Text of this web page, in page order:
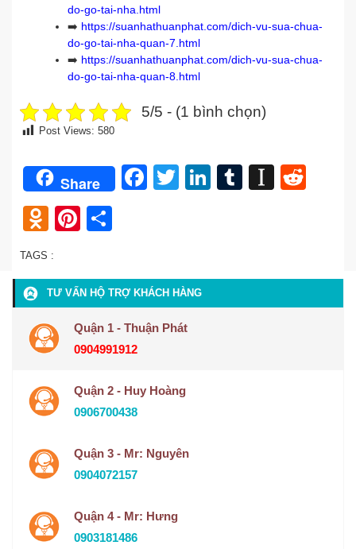
do-go-tai-nha.html
➡️ https://suanhathuanphat.com/dich-vu-sua-chua-
do-go-tai-nha-quan-7.html
➡️ https://suanhathuanphat.com/dich-vu-sua-chua-
do-go-tai-nha-quan-8.html
5/5 - (1 bình chọn)
Post Views: 580
Share Facebook
TwitterLinkedIn
Tumblr
Odnoklassniki
Pinterest
TAGS :
TƯ VẤN HỘ TRỢ KHÁCH HÀNG
Quận 1 - Thuận Phát
0904991912
Quận 2 - Huy Hoàng
0906700438
Quận 3 - Mr: Nguyên
0904072157
Quận 4 - Mr: Hưng
0903181486